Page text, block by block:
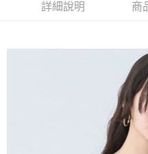
流程，驗證手機門號後，選擇欲分
消。如遇「轉專審核」未通過狀況
1.分期款項不併入電信帳單，「大
2.透過簡訊連結打開帳單後，可選
帳／街口支付／iPASS MONEY」
【關於「AFTEE先享後付」】
１．簡單：不需註冊會員、不需綁
２．便利：只要手機號碼，簡訊認
３．安心：先確認商品／服務後，
【「AFTEE先享後付」結帳流程】
１．於結帳方式選擇「AFTEE先享
結帳頁面，進行簡訊認證並確認金
２．訂單成立數日內，您將收到繳
３．收到繳費通知簡訊後14天內，
每筆NT$60，滿NT$388(含以上
每筆NT$60，滿NT$388(含以
詳細說明 商